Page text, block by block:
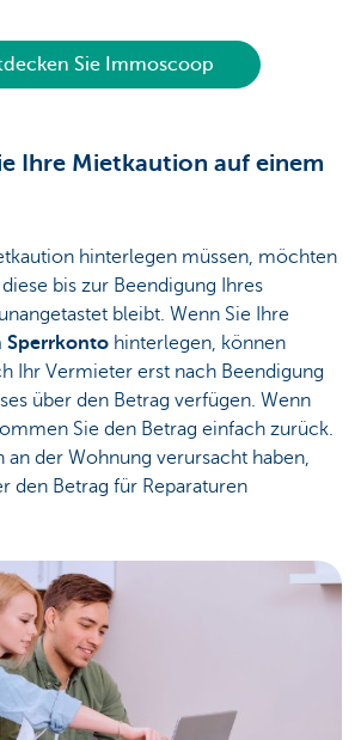
Sie Immoscoop
Ihre Mietkaution auf einem
hinterlegen müssen, möchten
bis zur Beendigung Ihres
bleibt. Wenn Sie Ihre
Sperrkonto hinterlegen, können
Ihr Vermieter erst nach Beendigung
über den Betrag verfügen. Wenn
Sie den Betrag einfach zurück.
an der Wohnung verursacht haben,
den Betrag für Reparaturen